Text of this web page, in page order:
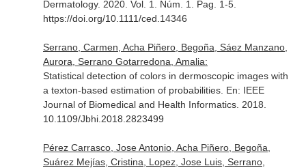
Dermatology. 2020. Vol. 1. Núm. 1. Pag. 1-5.
https://doi.org/10.1111/ced.14346
Serrano, Carmen, Acha Piñero, Begoña, Sáez Manzano,
Aurora, Serrano Gotarredona, Amalia:
Statistical detection of colors in dermoscopic images with
a texton-based estimation of probabilities. En: IEEE
Journal of Biomedical and Health Informatics. 2018.
10.1109/Jbhi.2018.2823499
Pérez Carrasco, Jose Antonio, Acha Piñero, Begoña,
Suárez Mejías, Cristina, Lopez, Jose Luis, Serrano,